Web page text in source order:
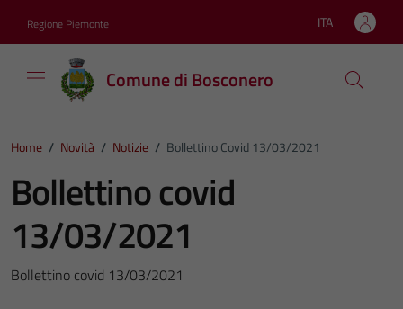
Regione Piemonte Lingua attiva:
ITA
Comune di Bosconero
Home / Novità / Notizie / Bollettino Covid 13/03/2021
Bollettino covid
13/03/2021
Bollettino covid 13/03/2021